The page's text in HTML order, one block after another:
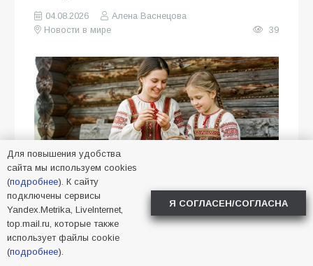
04.08.2026
Алена Васнецова
Новости в мире
39
В народном календаре 5 августа —
день Трофима Бессонника. В эту
Для повышения удобства
сайта мы используем cookies
(подробнее). К сайту
подключены сервисы
Yandex.Metrika, LiveInternet,
top.mail.ru, которые также
использует файлы cookie
(подробнее).
Я СОГЛАСЕН/СОГЛАСНА